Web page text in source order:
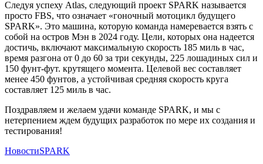
Следуя успеху Atlas, следующий проект SPARK называется
просто FBS, что означает «гоночный мотоцикл будущего
SPARK». Это машина, которую команда намеревается взять с
собой на остров Мэн в 2024 году. Цели, которых она надеется
достичь, включают максимальную скорость 185 миль в час,
время разгона от 0 до 60 за три секунды, 225 лошадиных сил и
150 фунт-фут. крутящего момента. Целевой вес составляет
менее 450 фунтов, а устойчивая средняя скорость круга
составляет 125 миль в час.
Поздравляем и желаем удачи команде SPARK, и мы с
нетерпением ждем будущих разработок по мере их создания и
тестирования!
Категории
НовостиТеги
SPARK